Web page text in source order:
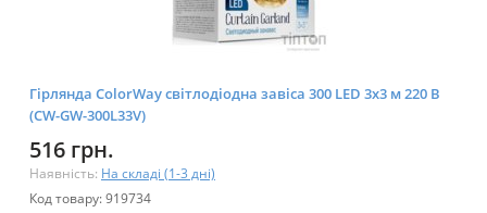
Гірлянда ColorWay світлодіодна завіса 300 LED 3x3 м 220 В
(CW-GW-300L33V)
516 грн.
Наявність: На складі (1-3 дні)
Код товару: 919734